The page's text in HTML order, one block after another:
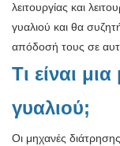
λειτουργίας και
γυαλιού και θα
απόδοσή τους σε
Τι είναι
γυαλιού;
Οι μηχανές